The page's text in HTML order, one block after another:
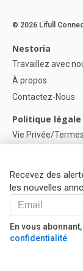
Recevez des
les nouvelles
En vous
confidentialité
© 2026 Lifull
Nestoria
Travaillez avec
À propos
Contactez-Nous
Politique légale
Vie Privée/
Paramètres des
Aide
FAQ
Nos Partenaires